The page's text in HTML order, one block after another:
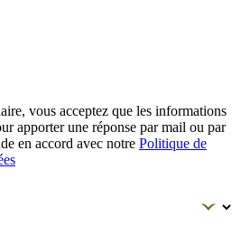
vous acceptez que les informations
apporter une réponse par mail ou par
en accord avec notre Politique de